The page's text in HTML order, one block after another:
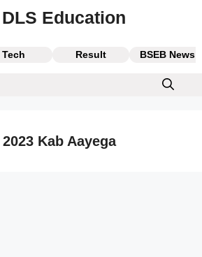
DLS Education
Tech Result BSEB News
Kab Aayega